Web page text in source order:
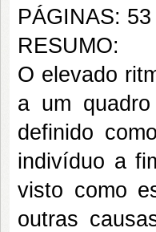
PÁGINAS: 53
RESUMO:
O elevado
a um
definido
indivíduo a
visto como
outras